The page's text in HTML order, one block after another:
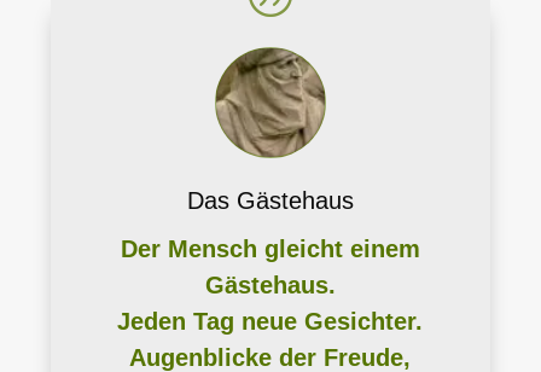
Das Gästehaus
Der Mensch gleicht einem
Gästehaus.
Jeden Tag neue Gesichter.
Augenblicke der Freude,